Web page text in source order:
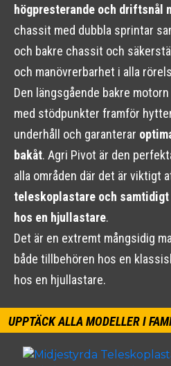
högpresterande och driftsnål
chassit med dubbla sprintar
och bakre chassit och
och manövrerbarhet i alla
Den längsgående bakre
med stödpunkter framför
underhåll och garanterar
bakåt. Agri Pivot är den
alla områden där det är viktigt
teleskoplastare och
hos en hjullastare.
Det är en extremt mångsidig
både tillbehören hos en
hos en hjullastare.
UPPTÄCK ALLA MODELLER I